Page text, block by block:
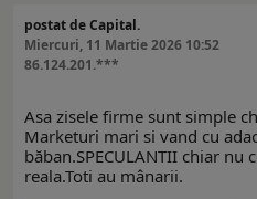
postat de Capital.
Miercuri, 11 Martie 2026 10:52
86.124.201.***
Asa zisele firme sunt simple
Marketuri mari si vand cu
băban.SPECULANTII chiar nu
reala.Toti au mânarii.